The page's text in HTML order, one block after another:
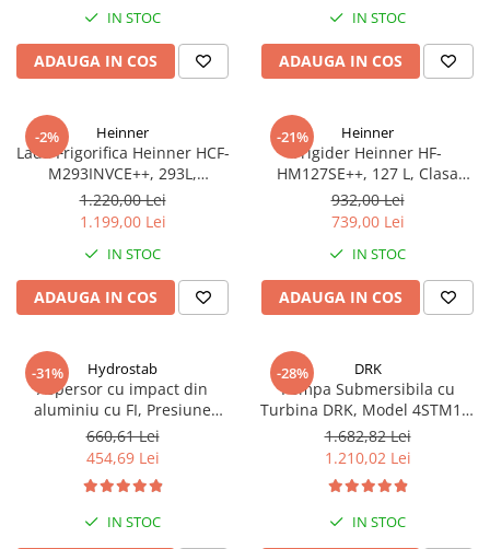
IN STOC
ADAUGA IN COS
IN STOC
ADAUGA IN COS
-2% Heinner
Lada Frigorifica Heinner HCF-
M293INVCE++, 293L,
Convertibila
Frigider/Congelator,
Compresor Inverter, Clasa
Energetica E, 2 Cosuri, Lumina
LED, Alb
1.220,00 Lei
1.199,00 Lei
IN STOC
ADAUGA IN COS
-21% Heinner
Frigider Heinner HF-
HM127SE++, 127 L, Clasa
energetică E, Dezghețare
automată, Control mecanic cu
termostat ajustabil, Ușă
reversibilă, LED, Argintiu
932,00 Lei
739,00 Lei
IN STOC
ADAUGA IN COS
-31% Hydrostab
Aspersor cu impact din
aluminiu cu FI, Presiune
(bar)1.5-5, Diametru de
aspersie (m)32-58
660,61 Lei
454,69 Lei
IN STOC
-28% DRK
Pompa Submersibila cu
Turbina DRK, Model 4STM10-
12, ieșire pe 2 Țoli, refulare la
74 m, putere 1.8kW 2.5cp, 12
turbine, debit 14400 m/h
1.682,82 Lei
1.210,02 Lei
IN STOC